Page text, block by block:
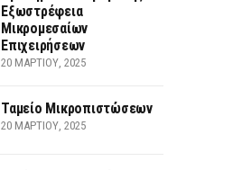
Εξωστρέφεια
Μικρομεσαίων
Επιχειρήσεων
20 ΜΑΡΤΊΟΥ, 2025
Ταμείο Μικροπιστώσεων
20 ΜΑΡΤΊΟΥ, 2025